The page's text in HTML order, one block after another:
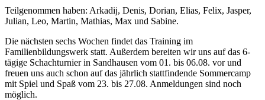
Teilgenommen haben: Arkadij, Denis, Dorian, Elias, Felix, Jasper,
Julian, Leo, Martin, Mathias, Max und Sabine.
Die nächsten sechs Wochen findet das Training im
Familienbildungswerk statt. Außerdem bereiten wir uns auf das 6-
tägige Schachturnier in Sandhausen vom 01. bis 06.08. vor und
freuen uns auch schon auf das jährlich stattfindende Sommercamp
mit Spiel und Spaß vom 23. bis 27.08. Anmeldungen sind noch
möglich.